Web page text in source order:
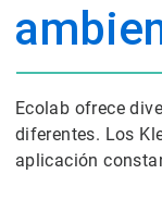
Ecolab ofrece
diferentes. Los
aplicación